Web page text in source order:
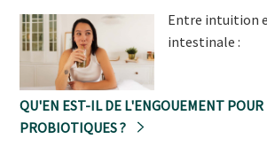
Entre intuition
intestinale :
QU'EN EST-IL DE L'ENGOUEMENT POUR
PROBIOTIQUES ?